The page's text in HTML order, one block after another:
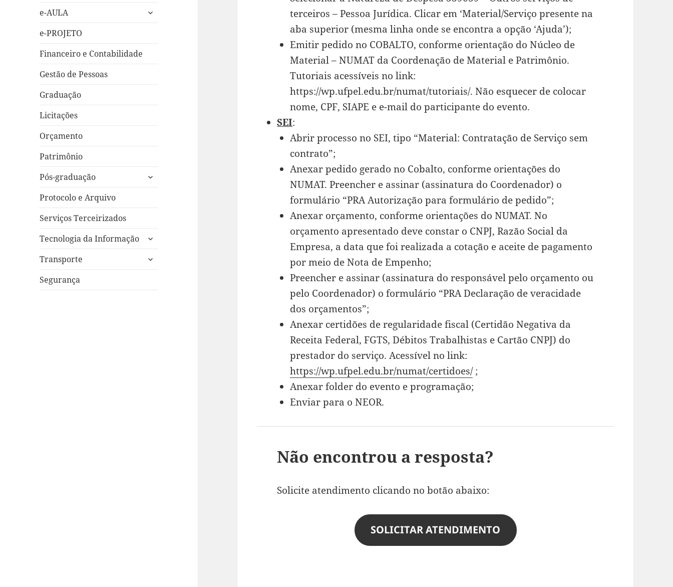
e-AULA
expandir
e-PROJETO
Financeiro e Contabilidade
Gestão de Pessoas
Graduação
Licitações
Orçamento
Patrimônio
Pós-graduação
expandir
Protocolo e Arquivo
Serviços Terceirizados
Tecnologia da Informação
expandir
Transporte
expandir
Segurança
terceiros – Pessoa Jurídica. Clicar em ‘Material/Serviço presente na
aba superior (mesma linha onde se encontra a opção ‘Ajuda’);
Emitir pedido no COBALTO, conforme orientação do Núcleo de
Material – NUMAT da Coordenação de Material e Patrimônio.
Tutoriais acessíveis no link:
https://wp.ufpel.edu.br/numat/tutoriais/. Não esquecer de colocar
nome, CPF, SIAPE e e-mail do participante do evento.
SEI:
Abrir processo no SEI, tipo “Material: Contratação de Serviço sem
contrato”;
Anexar pedido gerado no Cobalto, conforme orientações do
NUMAT. Preencher e assinar (assinatura do Coordenador) o
formulário “PRA Autorização para formulário de pedido”;
Anexar orçamento, conforme orientações do NUMAT. No
orçamento apresentado deve constar o CNPJ, Razão Social da
Empresa, a data que foi realizada a cotação e aceite de pagamento
por meio de Nota de Empenho;
Preencher e assinar (assinatura do responsável pelo orçamento ou
pelo Coordenador) o formulário “PRA Declaração de veracidade
dos orçamentos”;
Anexar certidões de regularidade fiscal (Certidão Negativa da
Receita Federal, FGTS, Débitos Trabalhistas e Cartão CNPJ) do
prestador do serviço. Acessível no link:
https://wp.ufpel.edu.br/numat/certidoes/;
Anexar folder do evento e programação;
Enviar para o NEOR.
Não encontrou a resposta?
Solicite atendimento clicando no botão abaixo:
SOLICITAR ATENDIMENTO